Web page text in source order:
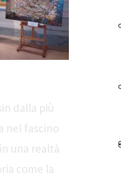
dalla più
nel fascino
una realtà
come la